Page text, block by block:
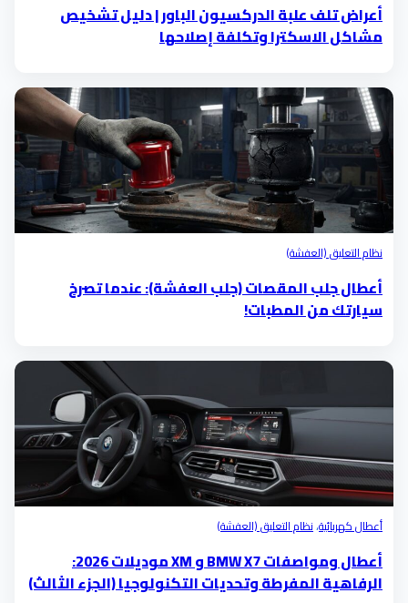
أعراض تلف علبة الدركسيون الباور | دليل تشخيص
مشاكل الاسكترا وتكلفة إصلاحها
نظام التعليق (العفشة)
أعطال جلب المقصات (جلب العفشة): عندما تصرخ
سيارتك من المطبات!
أعطال كهربائية،نظام التعليق (العفشة)
أعطال ومواصفات BMW X7 و XM موديلات 2026:
الرفاهية المفرطة وتحديات التكنولوجيا (الجزء الثالث)